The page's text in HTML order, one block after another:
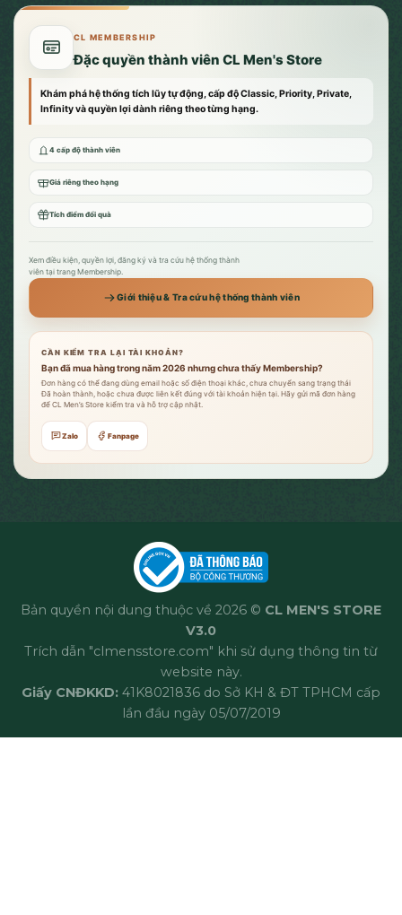
CL MEMBERSHIP
Đặc quyền thành viên CL Men's Store
Khám phá hệ thống tích lũy tự động, cấp độ Classic, Priority, Private,
Infinity và quyền lợi dành riêng theo từng hạng.
4 cấp độ thành viên
Giá riêng theo hạng
Tích điểm đổi quà
Xem điều kiện, quyền lợi, đăng ký và tra cứu hệ thống thành
viên tại trang Membership.
Giới thiệu & Tra cứu hệ thống thành viên
CẦN KIỂM TRA LẠI TÀI KHOẢN?
Bạn đã mua hàng trong năm 2026 nhưng chưa thấy Membership?
Đơn hàng có thể đang dùng email hoặc số điện thoại khác, chưa chuyển sang trạng thái
Đã hoàn thành, hoặc chưa được liên kết đúng với tài khoản hiện tại. Hãy gửi mã đơn hàng
để CL Men’s Store kiểm tra và hỗ trợ cập nhật.
Zalo Fanpage
Bản quyền nội dung thuộc về 2026 © CL MEN'S STORE
V3.0
Trích dẫn "clmensstore.com" khi sử dụng thông tin từ
website này.
Giấy CNĐKKD: 41K8021836 do Sở KH & ĐT TPHCM cấp
lần đầu ngày 05/07/2019